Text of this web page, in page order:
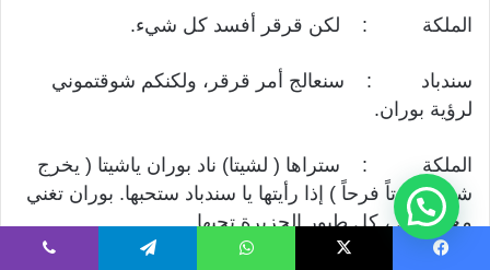
الملكة : لكن قرقر أفسد كل شيء.
سندباد : سنعالج أمر قرقر، ولكنكم شوقتموني
لرؤية بوران.
الملكة : ستراها ( لشيتا) ناد بوران ياشيتا ( يخرج
شيتا مصوتاً فرحاً ) إذا رأيتها يا سندباد ستحبها. بوران تغني
مع البلابل ، كل طيور الجزيرة تحبها.